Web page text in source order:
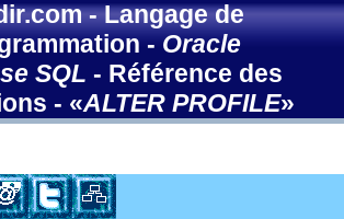
-Langage de
-Oracle
SQL - Référence des
- «ALTER PROFILE»